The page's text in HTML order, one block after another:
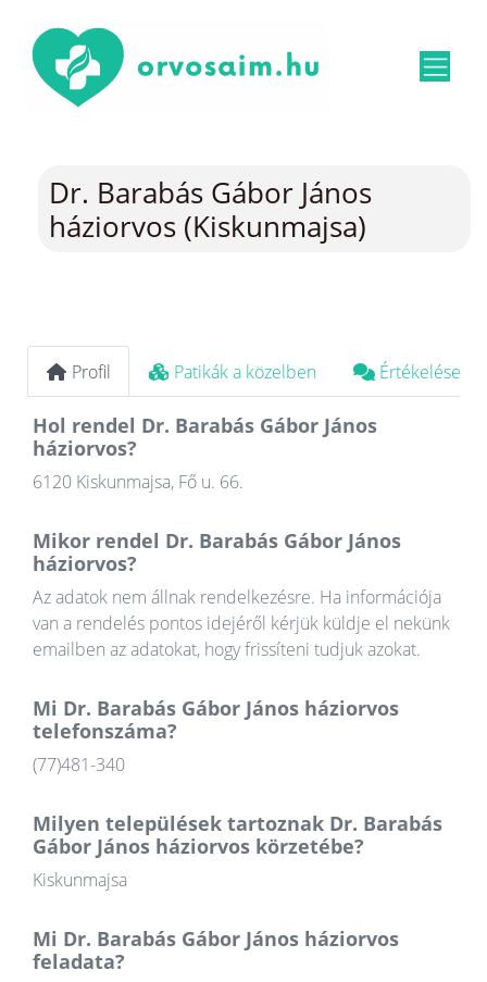
Dr. Barabás Gábor János
háziorvos (Kiskunmajsa)
Profil Patikák a közelben Értékelések
Hol rendel Dr. Barabás Gábor János
háziorvos?
6120 Kiskunmajsa, Fő u. 66.
Mikor rendel Dr. Barabás Gábor János
háziorvos?
Az adatok nem állnak rendelkezésre. Ha információja
van a rendelés pontos idejéről kérjük küldje el nekünk
emailben az adatokat, hogy frissíteni tudjuk azokat.
Mi Dr. Barabás Gábor János háziorvos
telefonszáma?
(77)481-340
Milyen települések tartoznak Dr. Barabás
Gábor János háziorvos körzetébe?
Kiskunmajsa
Mi Dr. Barabás Gábor János háziorvos
feladata?